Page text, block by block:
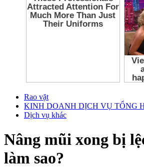
Rao vặt
KINH DOANH DỊCH VỤ TỔNG
Dịch vụ khác
Nâng mũi xong bị
làm sao?